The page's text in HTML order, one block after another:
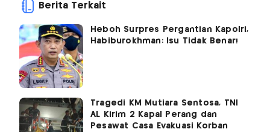
Berita Terkait
Heboh Surpres Pergantian Kapolri,
Habiburokhman: Isu Tidak Benar!
Tragedi KM Mutiara Sentosa, TNI
AL Kirim 2 Kapal Perang dan
Pesawat Casa Evakuasi Korban